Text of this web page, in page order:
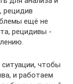
рецидив
ещё не
рецидивы -
чтобы
и работаем